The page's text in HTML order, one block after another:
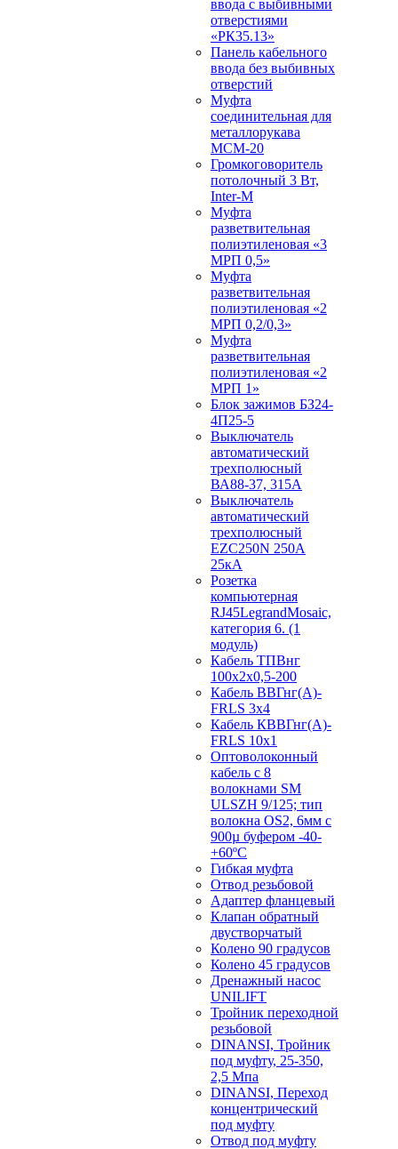
ввода с выбивными
отверстиями
«РК35.13»
Панель кабельного
ввода без выбивных
отверстий
Муфта
соединительная для
металлорукава
МСМ-20
Громкоговоритель
потолочный 3 Вт,
Inter-M
Муфта
разветвительная
полиэтиленовая «3
МРП 0,5»
Муфта
разветвительная
полиэтиленовая «2
МРП 0,2/0,3»
Муфта
разветвительная
полиэтиленовая «2
МРП 1»
Блок зажимов БЗ24-
4П25-5
Выключатель
автоматический
трехполюсный
ВА88-37, 315А
Выключатель
автоматический
трехполюсный
EZC250N 250А
25кА
Розетка
компьютерная
RJ45LegrandMosaic,
категория 6. (1
модуль)
Кабель ТПВнг
100х2х0,5-200
Кабель ВВГнг(А)-
FRLS 3х4
Кабель КВВГнг(А)-
FRLS 10х1
Оптоволоконный
кабель с 8
волокнами SM
ULSZH 9/125; тип
волокна OS2, 6мм с
900µ буфером -40-
+60ºC
Гибкая муфта
Отвод резьбовой
Адаптер фланцевый
Клапан обратный
двустворчатый
Колено 90 градусов
Колено 45 градусов
Дренажный насос
UNILIFT
Тройник переходной
резьбовой
DINANSI, Тройник
под муфту, 25-350,
2,5 Мпа
DINANSI, Переход
концентрический
под муфту
Отвод под муфту